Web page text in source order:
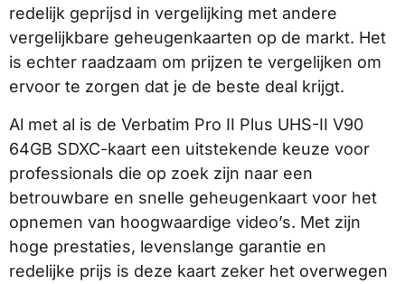
redelijk geprijsd in vergelijking met andere
vergelijkbare geheugenkaarten op de markt. Het
is echter raadzaam om prijzen te vergelijken om
ervoor te zorgen dat je de beste deal krijgt.
Al met al is de Verbatim Pro II Plus UHS-II V90
64GB SDXC-kaart een uitstekende keuze voor
professionals die op zoek zijn naar een
betrouwbare en snelle geheugenkaart voor het
opnemen van hoogwaardige video’s. Met zijn
hoge prestaties, levenslange garantie en
redelijke prijs is deze kaart zeker het overwegen